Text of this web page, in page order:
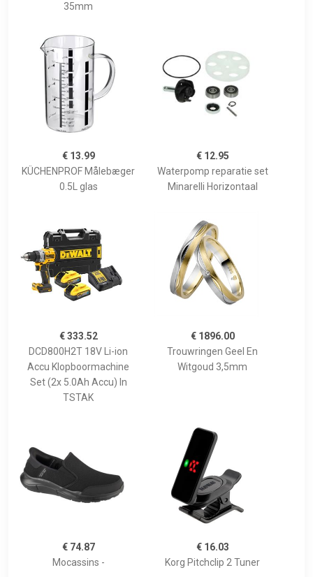
35mm
€ 13.99
KÜCHENPROF Målebæger
0.5L glas
€ 12.95
Waterpomp reparatie set
Minarelli Horizontaal
€ 333.52
DCD800H2T 18V Li-ion
Accu Klopboormachine
Set (2x 5.0Ah Accu) In
TSTAK
€ 1896.00
Trouwringen Geel En
Witgoud 3,5mm
€ 74.87
Mocassins -
€ 16.03
Korg Pitchclip 2 Tuner